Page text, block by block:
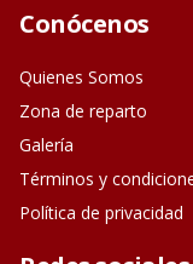
Conócenos
Quienes Somos
Zona de reparto
Galería
Términos y
Política de privacidad